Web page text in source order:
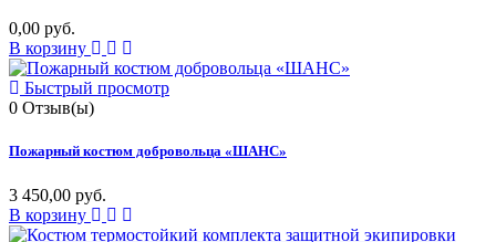
0,00 руб.
В корзину
Быстрый просмотр
0 Отзыв(ы)
Пожарный костюм добровольца «ШАНС»
3 450,00 руб.
В корзину